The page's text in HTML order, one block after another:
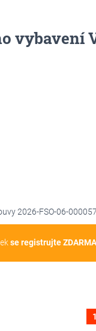
vybavení
2026-FSO-06-
se registrujte ZDARMA